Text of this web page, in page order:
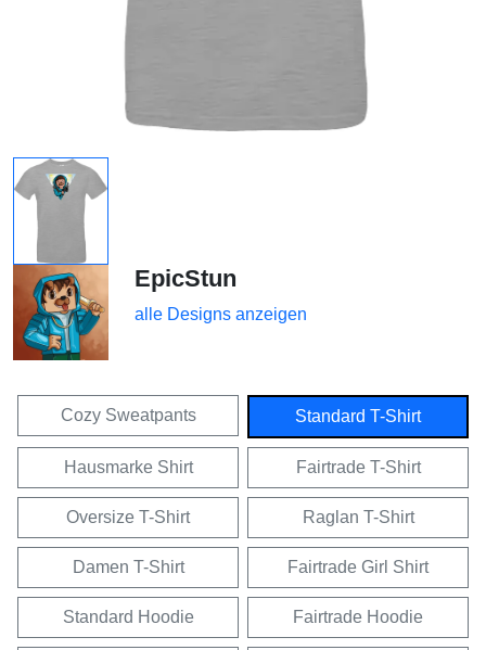
EpicStun
alle Designs anzeigen
Cozy Sweatpants Standard T-Shirt
Hausmarke Shirt Fairtrade T-Shirt
Oversize T-Shirt Raglan T-Shirt
Damen T-Shirt Fairtrade Girl Shirt
Standard Hoodie Fairtrade Hoodie